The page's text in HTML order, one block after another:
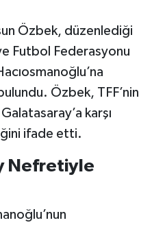
Özbek, düzenlediği
Futbol Federasyonu
Özbek, TFF’nin
karşı
ifade etti.
Nefretiyle